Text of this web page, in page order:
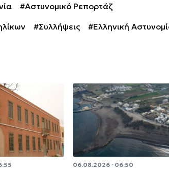
#Αστυνομικό Ρεπορτάζ
#Συλλήψεις #Ελληνική
06.08.2026 · 06:50